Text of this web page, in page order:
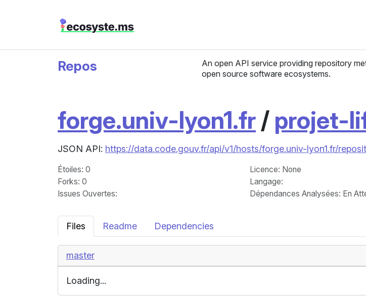
Repos
An open API service providing repository
open source software ecosystems.
forge.univ-lyon1.fr/ projet-
JSON API: https://data.code.gouv.fr/api/v1/hosts/forge.univ-lyon1.fr/
Étoiles: 0
Forks: 0
Issues Ouvertes:
Licence: None
Langage:
Dépendances Analysées: En
Files Readme Dependencies
master
Loading...